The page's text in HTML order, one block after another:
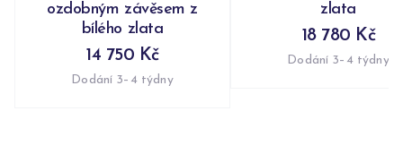
ozdobným závěsem z
bílého zlata
14 750 Kč
Dodání 3–4 týdny
zlata
18 780 Kč
Dodání 3–4 týdny